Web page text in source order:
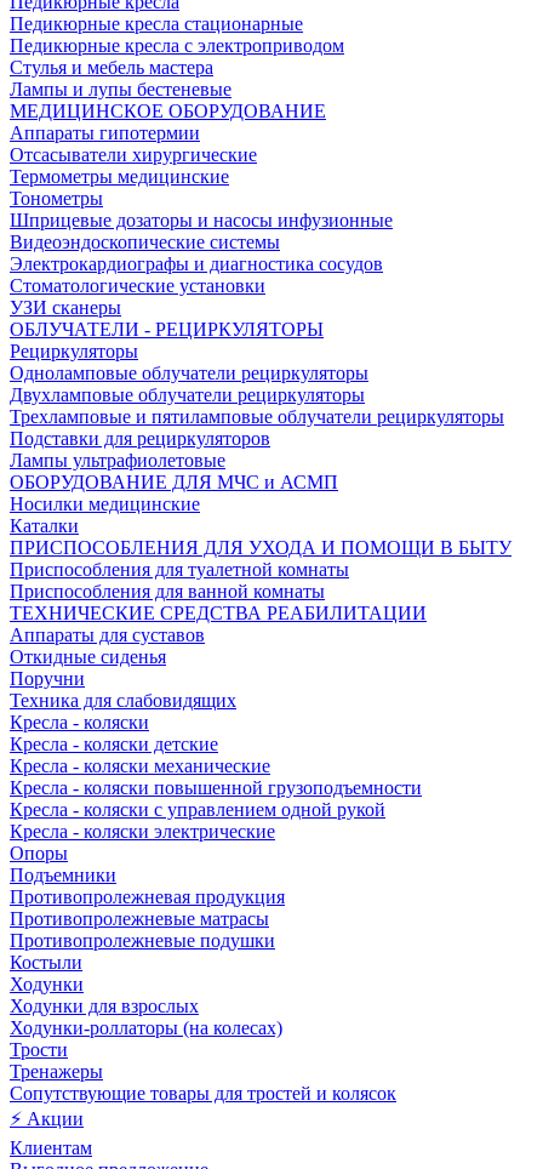
Педикюрные кресла стационарные
Педикюрные кресла с электроприводом
Стулья и мебель мастера
Лампы и лупы бестеневые
МЕДИЦИНСКОЕ ОБОРУДОВАНИЕ
Аппараты гипотермии
Отсасыватели хирургические
Термометры медицинские
Тонометры
Шприцевые дозаторы и насосы инфузионные
Видеоэндоскопические системы
Электрокардиографы и диагностика сосудов
Стоматологические установки
УЗИ сканеры
ОБЛУЧАТЕЛИ - РЕЦИРКУЛЯТОРЫ
Рециркуляторы
Одноламповые облучатели рециркуляторы
Двухламповые облучатели рециркуляторы
Трехламповые и пятиламповые облучатели рециркуляторы
Подставки для рециркуляторов
Лампы ультрафиолетовые
ОБОРУДОВАНИЕ ДЛЯ МЧС и АСМП
Носилки медицинские
Каталки
ПРИСПОСОБЛЕНИЯ ДЛЯ УХОДА И ПОМОЩИ В БЫТУ
Приспособления для туалетной комнаты
Приспособления для ванной комнаты
ТЕХНИЧЕСКИЕ СРЕДСТВА РЕАБИЛИТАЦИИ
Аппараты для суставов
Откидные сиденья
Поручни
Техника для слабовидящих
Кресла - коляски
Кресла - коляски детские
Кресла - коляски механические
Кресла - коляски повышенной грузоподъемности
Кресла - коляски с управлением одной рукой
Кресла - коляски электрические
Опоры
Подъемники
Противопролежневая продукция
Противопролежневые матрасы
Противопролежневые подушки
Костыли
Ходунки
Ходунки для взрослых
Ходунки-роллаторы (на колесах)
Трости
Тренажеры
Сопутствующие товары для тростей и колясок
⚡ Акции
Клиентам